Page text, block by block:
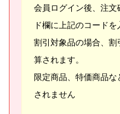
会員ログイン後、注
ド欄に上記のコードを
割引対象品の場合、
算されます。
限定商品、特価商品
されません